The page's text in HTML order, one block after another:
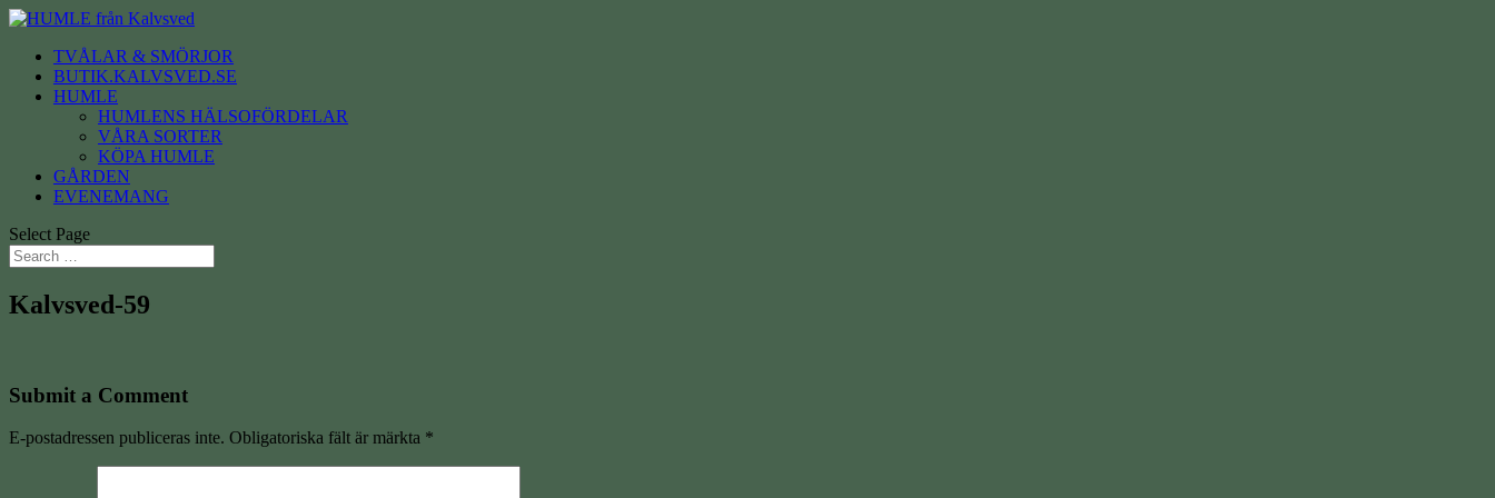
TVÅLAR & SMÖRJOR
BUTIK.KALVSVED.SE
HUMLE
HUMLENS HÄLSOFÖRDELAR
VÅRA SORTER
KÖPA HUMLE
GÅRDEN
EVENEMANG
Select Page
Kalvsved-59
Submit a Comment
E-postadressen publiceras inte. Obligatoriska fält är märkta *